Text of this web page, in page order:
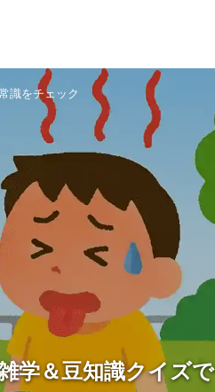
識をチェック
学＆豆知識クイズ